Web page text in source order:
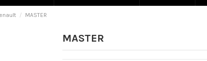
MASTER
MASTER